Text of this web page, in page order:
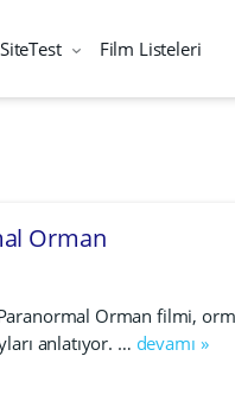
SiteTest Film Listeleri
Orman
Orman filmi,
anlatıyor. … devamı »